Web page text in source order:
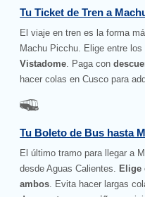
Tu Ticket de Tren a
El viaje en tren es la forma
Machu Picchu. Elige entre
Vistadome . Paga con
hacer colas en Cusco para
Tu Boleto de Bus hasta
El último tramo para llegar a
desde Aguas Calientes. Elige
ambos . Evita hacer largas